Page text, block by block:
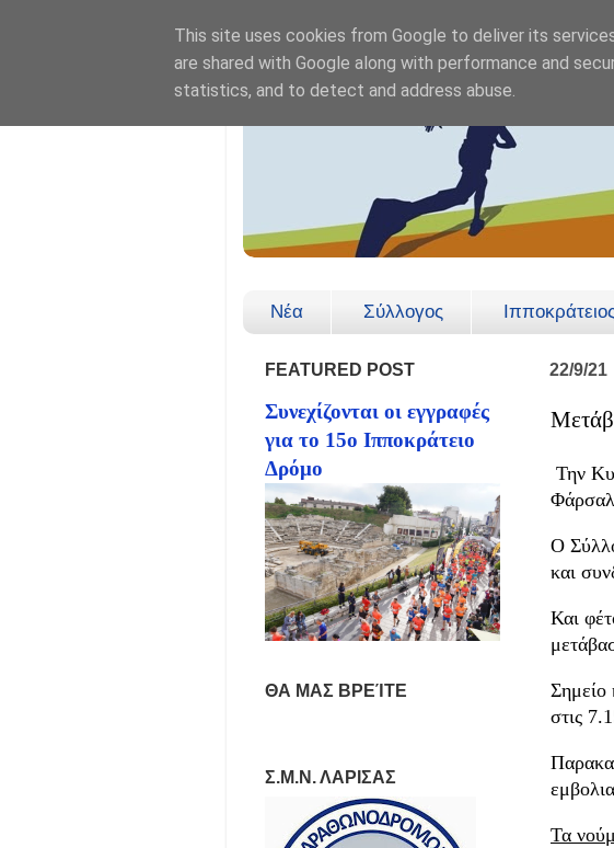
Νέα Σύλλογος
22/9/21
Την
Ο
και
Και
στις
Τα
FEATURED POST
Συνεχίζονται οι εγγραφές
για το 15ο Ιπποκράτειο
Δρόμο
ΘΑ ΜΑΣ ΒΡΕΊΤΕ
Σ.Μ.Ν. ΛΑΡΙΣΑΣ
This site uses cookies from Google to deliver its
are shared with Google along with performance and
statistics, and to detect and address abuse.